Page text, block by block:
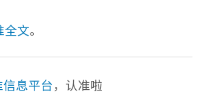
全文。
信息平台 ，认准啦